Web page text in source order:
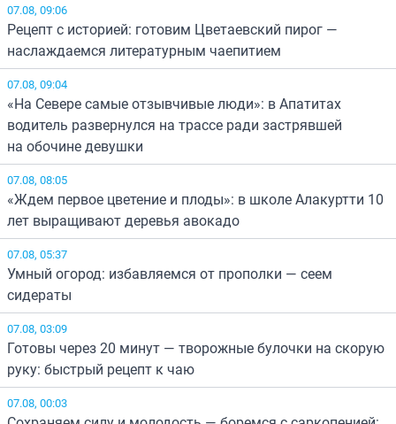
07.08, 09:06
Рецепт с историей: готовим Цветаевский пирог —
наслаждаемся литературным чаепитием
07.08, 09:04
«На Севере самые отзывчивые люди»: в Апатитах
водитель развернулся на трассе ради застрявшей
на обочине девушки
07.08, 08:05
«Ждем первое цветение и плоды»: в школе Алакуртти 10
лет выращивают деревья авокадо
07.08, 05:37
Умный огород: избавляемся от прополки — сеем
сидераты
07.08, 03:09
Готовы через 20 минут — творожные булочки на скорую
руку: быстрый рецепт к чаю
07.08, 00:03